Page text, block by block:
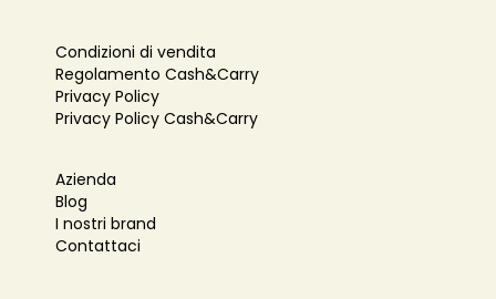
Condizioni di vendita
Regolamento Cash&Carry
Privacy Policy
Privacy Policy Cash&Carry
Azienda
Blog
I nostri brand
Contattaci